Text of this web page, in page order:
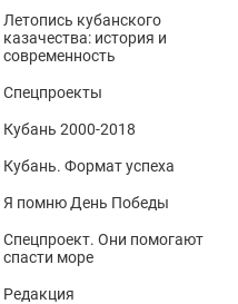
Летопись кубанского
казачества: история и
современность
Спецпроекты
Кубань 2000-2018
Кубань. Формат успеха
Я помню День Победы
Спецпроект. Они помогают
спасти море
Редакция